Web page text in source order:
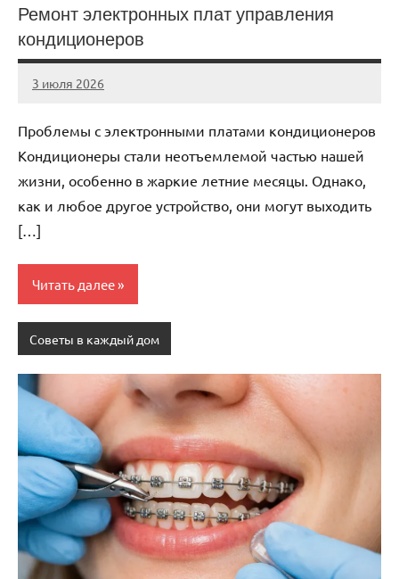
Ремонт электронных плат управления
кондиционеров
3 июля 2026
Avtor
Нет
Проблемы с электронными платами кондиционеров
Кондиционеры стали неотъемлемой частью нашей
жизни, особенно в жаркие летние месяцы. Однако,
как и любое другое устройство, они могут выходить
[…]
Читать далее
Советы в каждый дом